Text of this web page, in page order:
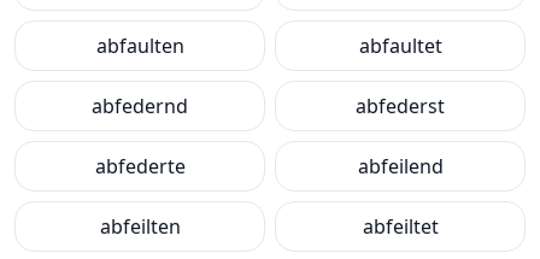
abfaulten abfaultet
abfedernd abfederst
abfederte abfeilend
abfeilten abfeiltet